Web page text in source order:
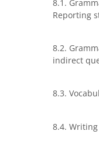
8.1.
Reporting
8.2.
indirect
8.3.
8.4.